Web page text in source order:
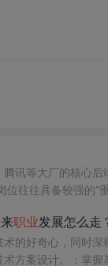
讯等大厂的核心
往往具备较强的“
类岗位往往更倾
职业发展怎么走
的好奇心，同时深
术方案设计。：掌